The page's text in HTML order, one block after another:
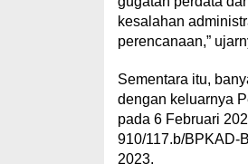
kesalahan
perencanaan,”
Sementara itu,
dengan keluarnya
pada 6 Februari
910/117.b/BPKAD-
2023.